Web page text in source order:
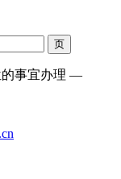
的事宜办理 —